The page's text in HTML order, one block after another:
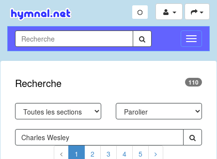
Toggle
Recherche 110
1 2 3 4 5